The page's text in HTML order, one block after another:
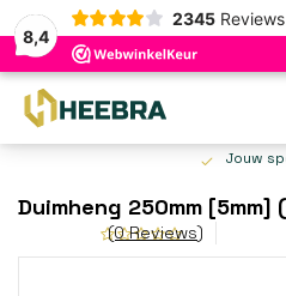
8,4
2345 Reviews
Jouw
Duimheng 250mm [5mm]
(0 Reviews)